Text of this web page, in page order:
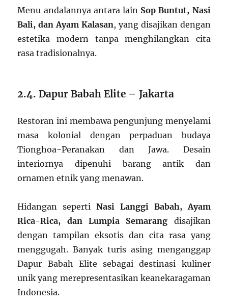
Menu andalannya antara lain Sop Buntut, Nasi
Bali, dan Ayam Kalasan, yang disajikan dengan
estetika modern tanpa menghilangkan cita
rasa tradisionalnya.
2.4. Dapur Babah Elite – Jakarta
Restoran ini membawa pengunjung menyelami
masa kolonial dengan perpaduan budaya
Tionghoa-Peranakan dan Jawa. Desain
interiornya dipenuhi barang antik dan
ornamen etnik yang menawan.
Hidangan sepertiNasi Langgi Babah, Ayam
Rica-Rica, dan Lumpia Semarang disajikan
dengan tampilan eksotis dan cita rasa yang
menggugah. Banyak turis asing menganggap
Dapur Babah Elite sebagai destinasi kuliner
unik yang merepresentasikan keanekaragaman
Indonesia.